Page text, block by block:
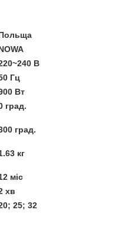
В
Гц
Вт
град.
град.
кг
міс
хв
25; 32